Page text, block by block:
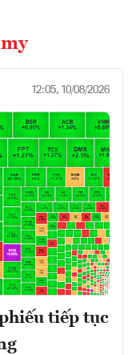
12:05, 10/08/2026
tiếp tục